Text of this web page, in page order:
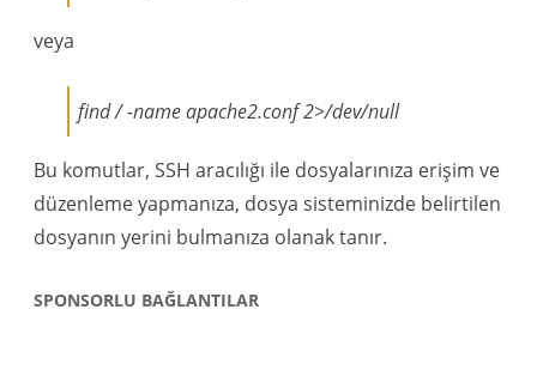
veya
find / -name apache2.conf 2>/dev/null
Bu komutlar, SSH aracılığı ile dosyalarınıza erişim ve
düzenleme yapmanıza, dosya sisteminizde belirtilen
dosyanın yerini bulmanıza olanak tanır.
SPONSORLU BAĞLANTILAR